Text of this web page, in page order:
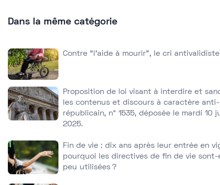
Dans la même catégorie
Contre “l’aide à mourir”, le cri antivalidiste
Proposition de loi visant à interdire et
les contenus et discours à caractère anti-
républicain, n° 1535, déposée le mardi 10
2025.
Fin de vie : dix ans après leur entrée en
pourquoi les directives de fin de vie sont-
peu utilisées ?